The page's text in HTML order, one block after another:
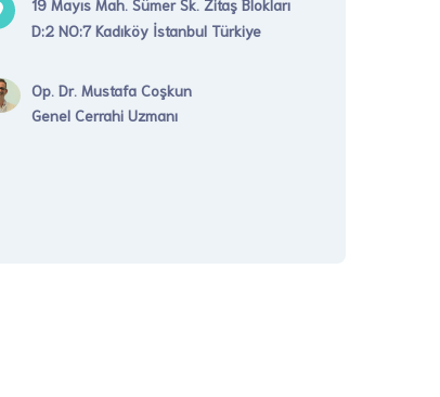
19 Mayıs Mah. Sümer Sk. Zitaş Blokları
D:2 NO:7 Kadıköy İstanbul Türkiye
Op. Dr. Mustafa Coşkun
Genel Cerrahi Uzmanı